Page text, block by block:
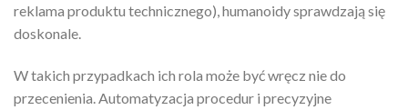
reklama produktu technicznego), humanoidy sprawdzają się
doskonale.
W takich przypadkach ich rola może być wręcz nie do
przecenienia. Automatyzacja procedur i precyzyjne